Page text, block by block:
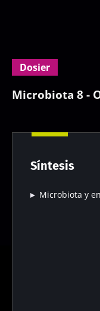
Dosier
Microbiota 8 -
Síntesis
Microbiota y